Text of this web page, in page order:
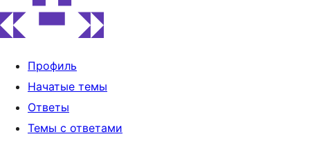
Профиль
Начатые темы
Ответы
Темы с ответами